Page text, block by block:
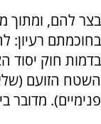
בצר להם, ומתוך
בחוכמתם רעיון:
בדמות חוק יסוד
השטח הזועם (שלא
פנימיים). מדובר